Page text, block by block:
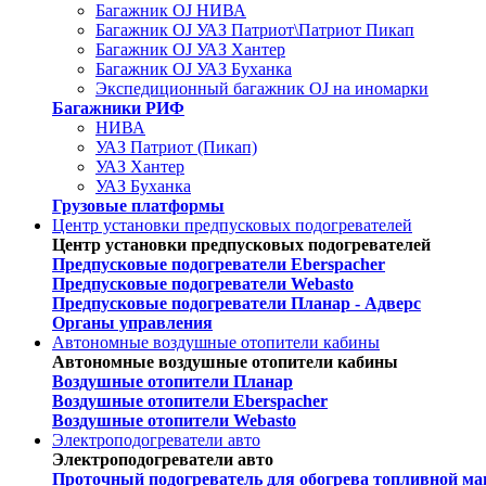
Багажник OJ НИВА
Багажник OJ УАЗ Патриот\Патриот Пикап
Багажник OJ УАЗ Хантер
Багажник OJ УАЗ Буханка
Экспедиционный багажник OJ на иномарки
Багажники РИФ
НИВА
УАЗ Патриот (Пикап)
УАЗ Хантер
УАЗ Буханка
Грузовые платформы
Центр установки предпусковых подогревателей
Центр установки предпусковых подогревателей
Предпусковые подогреватели Eberspacher
Предпусковые подогреватели Webasto
Предпусковые подогреватели Планар - Адверс
Органы управления
Автономные воздушные отопители кабины
Автономные воздушные отопители кабины
Воздушные отопители Планар
Воздушные отопители Eberspacher
Воздушные отопители Webasto
Электроподогреватели авто
Электроподогреватели авто
Проточный подогреватель для обогрева топливной